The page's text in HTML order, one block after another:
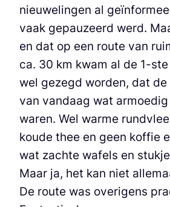
nieuwelingen al
vaak gepauzeerd werd.
en dat op een route van
ca. 30 km kwam al de 1-
wel gezegd worden, dat
van vandaag wat
waren. Wel warme
koude thee en geen koffie
wat zachte wafels en
Maar ja, het kan niet
De route was overigens